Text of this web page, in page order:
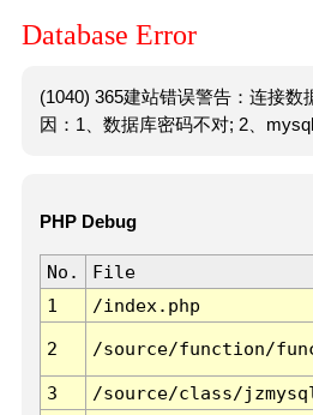
Database Error
(1040) 365建站错误警告：连接数
因：1、数据库密码不对; 2、mysql
PHP Debug
No. File
1
/index.php
2 /source/function/
3 /source/class/